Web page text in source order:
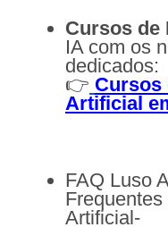
Cursos de
IA com os
dedicados:
👉 Cursos
Artificial
FAQ Luso
Artificial-